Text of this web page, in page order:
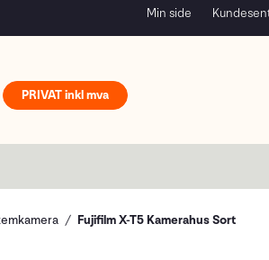
Min side
PRIVAT
Fujifilm X-T5 Kamerahus Sort